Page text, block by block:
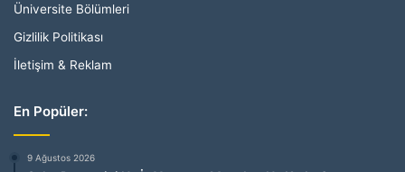
Üniversite Bölümleri
Gizlilik Politikası
İletişim & Reklam
En Popüler:
9 Ağustos 2026